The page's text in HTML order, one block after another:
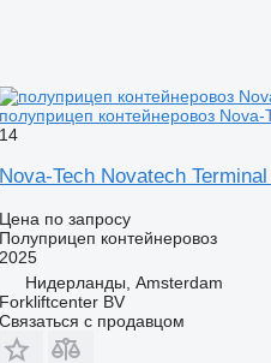
полуприцеп контейнеровоз
14
Nova-Tech Novatech
Цена по запросу
Полуприцеп контейнеровоз
2025
Нидерланды, Amsterdam
Forkliftcenter BV
Связаться с продавцом